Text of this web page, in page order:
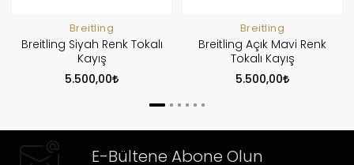
Breitling
Breitling Siyah Renk Tokalı
Kayış
5.500,00
Breitling
Breitling Açık Mavi Renk
Tokalı Kayış
5.500,00
E-Bültene Abone Olun